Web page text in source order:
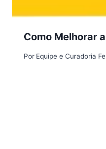
Como Melhorar
Por Equipe e Curadoria